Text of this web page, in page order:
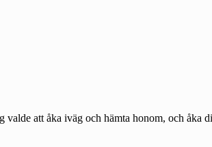
att åka iväg och hämta honom, och åka